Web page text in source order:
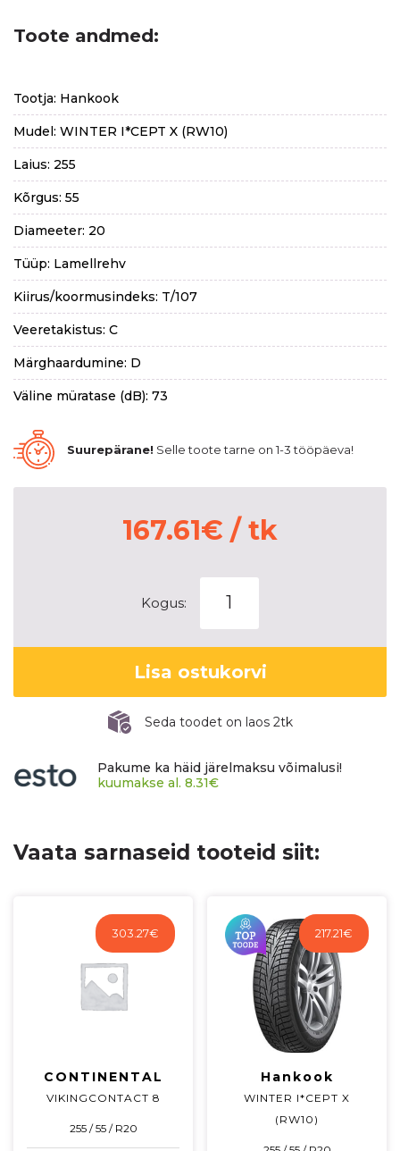
Toote andmed:
Tootja: Hankook
Mudel: WINTER I*CEPT X (RW10)
Laius: 255
Kõrgus: 55
Diameeter: 20
Tüüp: Lamellrehv
Kiirus/koormusindeks: T/107
Veeretakistus: C
Märghaardumine: D
Väline müratase (dB): 73
Suurepärane! Selle toote tarne on 1-3 tööpäeva!
167.61€ / tk
Kogus:
WINTER
I*CEPT
X
(RW10)
kogus
Lisa ostukorvi
Seda toodet on laos 2tk
Pakume ka häid järelmaksu võimalusi!
kuumakse al. 8.31€
Vaata sarnaseid tooteid siit:
303.27€
CONTINENTAL
VIKINGCONTACT 8
255 / 55 / R20
217.21€
Hankook
WINTER I*CEPT X
(RW10)